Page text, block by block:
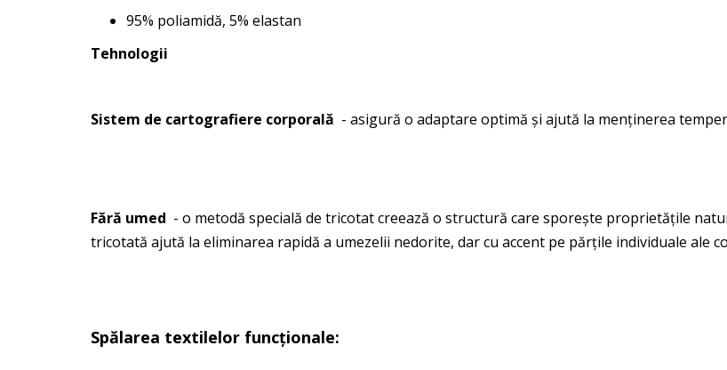
95% poliamidă, 5% elastan
Tehnologii
Sistem de cartografiere corporală - asigură o adaptare optimă și ajută la menținerea
Fără umed - o metodă specială de tricotat creează o structură care sporește proprietățile
tricotată ajută la eliminarea rapidă a umezelii nedorite, dar cu accent pe părțile individuale ale
Spălarea textilelor funcționale: